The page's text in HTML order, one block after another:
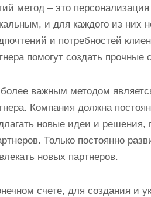
метод – это
и для каждого из них
и потребностей
помогут создать
важным методом
Компания должна
новые идеи и решения,
Только постоянно
новых партнеров.
счете, для создания и